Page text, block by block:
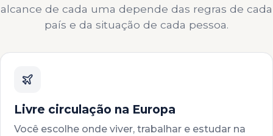
alcance de cada uma depende das regras de cada
país e da situação de cada pessoa.
Livre circulação na Europa
Você escolhe onde viver, trabalhar e estudar na